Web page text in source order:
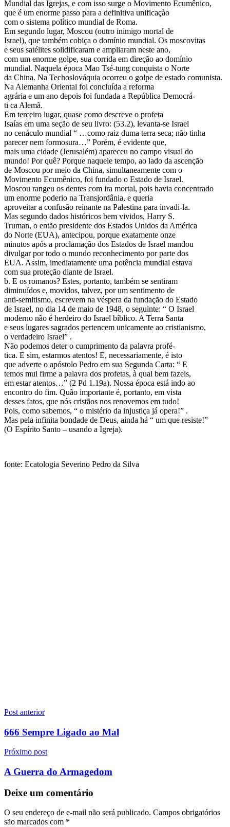
Mundial das Igrejas, e com isso surge o Movimento Ecumênico,
que é um enorme passo para a definitiva unificaçào
com o sistema político mundial de Roma.
Em segundo lugar, Moscou (outro inimigo mortal de
Israel), que também cobiça o domínio mundial. Os moscovitas
e seus satélites solidificaram e ampliaram neste ano,
com um enorme golpe, sua corrida em direção ao domínio
mundial. Naquela época Mao Tsé-tung conquista o Norte
da China. Na Techoslováquia ocorreu o golpe de estado comunista.
Na Alemanha Oriental foi concluída a reforma
agrária e um ano depois foi fundada a República Democrá-
ti ca Alemã.
Em terceiro lugar, quase como descreve o profeta
Isaías em uma seção de seu livro: (53.2), levanta-se Israel
no cenáculo mundial “ …como raiz duma terra seca; não tinha
parecer nem formosura…” Porém, é evidente que,
mais uma cidade (Jerusalém) apareceu no campo visual do
mundo! Por quê? Porque naquele tempo, ao lado da ascenção
de Moscou por meio da China, simultaneamente com o
Movimento Ecumênico, foi fundado o Estado de Israel.
Moscou rangeu os dentes com ira mortal, pois havia concentrado
um enorme poderio na Transjordânia, e queria
aproveitar a confusão reinante na Palestina para invadi-la.
Mas segundo dados históricos bem vividos, Harry S.
Truman, o então presidente dos Estados Unidos da América
do Norte (EUA), antecipou, porque exatamente onze
minutos após a proclamação dos Estados de Israel mandou
divulgar por todo o mundo reconhecimento por parte dos
EUA. Assim, imediatamente uma potência mundial estava
com sua proteção diante de Israel.
b. E os romanos? Estes, portanto, também se sentiram
diminuídos e, movidos, talvez, por um sentimento de
anti-semitismo, escrevem na véspera da fundação do Estado
de Israel, no dia 14 de maio de 1948, o seguinte: “ O Israel
moderno não é herdeiro do Israel bíblico. A Terra Santa
e seus lugares sagrados pertencem unicamente ao cristianismo,
o verdadeiro Israel” .
Não podemos deter o cumprimento da palavra profé-
tica. E sim, estarmos atentos! E, necessariamente, é isto
que adverte o apóstolo Pedro em sua Segunda Carta: “ E
temos mui firme a palavra dos profetas, à qual bem fazeis,
em estar atentos…” (2 Pd 1.19a). Nossa época está indo ao
encontro do fim. Quão importante é, portanto, em vista
desses fatos, que nós cristãos nos renovemos em tudo!
Pois, como sabemos, “ o mistério da injustiça já opera!” .
Mas pela infinita bondade de Deus, ainda há “ um que resiste!”
(O Espírito Santo – usando a Igreja).
fonte: Ecatologia Severino Pedro da Silva
Navegação
de
Post anterior
666 Sempre Ligado ao Mal
Próximo post
A Guerra do Armagedom
Deixe um comentário
O seu endereço de e-mail não será publicado. Campos obrigatórios
são marcados com *